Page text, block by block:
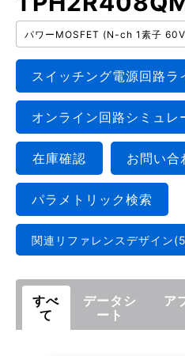
パワーMOSFET (N-ch 1素子
スイッチング電源回路ラ
オンライン回路シミュレ
在庫確認 お問い合
パラメトリック検索
関連リファレンスデザイン
すべ
て
データシ
ート
ア